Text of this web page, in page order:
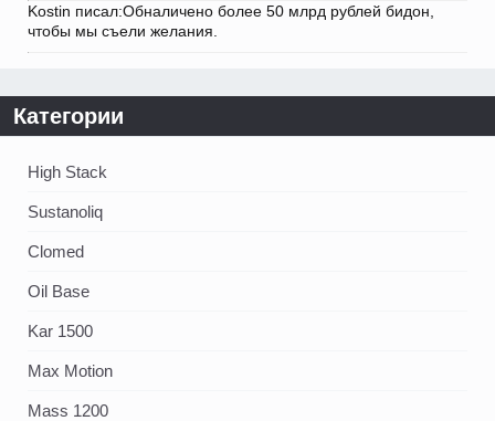
Kostin писал:Обналичено более 50 млрд рублей бидон,
чтобы мы съели желания.
Категории
High Stack
Sustanoliq
Clomed
Oil Base
Kar 1500
Max Motion
Mass 1200